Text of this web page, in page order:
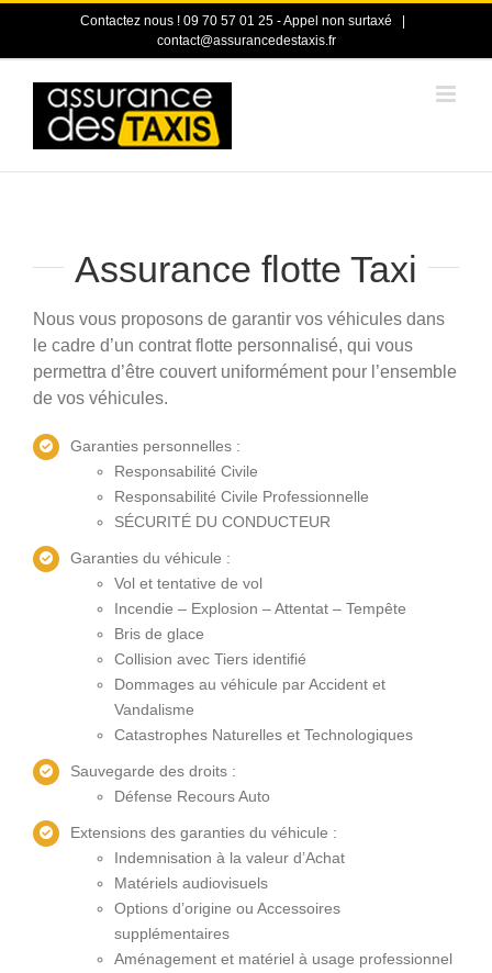
contenu
Contactez nous ! 09 70 57 01 25 - Appel non surtaxé
contact@assurancedestaxis.fr
Assurance flotte Taxi
Nous vous proposons de garantir vos véhicules dans
le cadre d’un contrat flotte personnalisé, qui vous
permettra d’être couvert uniformément pour l’ensemble
de vos véhicules.
Garanties personnelles :
Responsabilité Civile
Responsabilité Civile Professionnelle
SÉCURITÉ DU CONDUCTEUR
Garanties du véhicule :
Vol et tentative de vol
Incendie – Explosion – Attentat – Tempête
Bris de glace
Collision avec Tiers identifié
Dommages au véhicule par Accident et
Vandalisme
Catastrophes Naturelles et Technologiques
Sauvegarde des droits :
Défense Recours Auto
Extensions des garanties du véhicule :
Indemnisation à la valeur d’Achat
Matériels audiovisuels
Options d’origine ou Accessoires
supplémentaires
Aménagement et matériel à usage professionnel